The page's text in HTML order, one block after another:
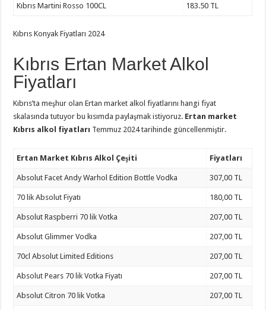
Kıbrıs Martini Rosso 100CL 183.50 TL
Kıbrıs Konyak Fiyatları 2024
Kıbrıs Ertan Market Alkol
Fiyatları
Kıbrıs’ta meşhur olan Ertan market alkol fiyatlarını hangi fiyat
skalasında tutuyor bu kısımda paylaşmak istiyoruz. Ertan market
Kıbrıs alkol fiyatları Temmuz 2024 tarihinde güncellenmiştir.
Ertan Market Kıbrıs Alkol Çeşiti Fiyatları
Absolut Facet Andy Warhol Edition Bottle Vodka 307,00 TL
70 lik Absolut Fiyatı 180,00 TL
Absolut Raspberri 70 lik Votka 207,00 TL
Absolut Glimmer Vodka 207,00 TL
70cl Absolut Limited Editions 207,00 TL
Absolut Pears 70 lik Votka Fiyatı 207,00 TL
Absolut Citron 70 lik Votka 207,00 TL